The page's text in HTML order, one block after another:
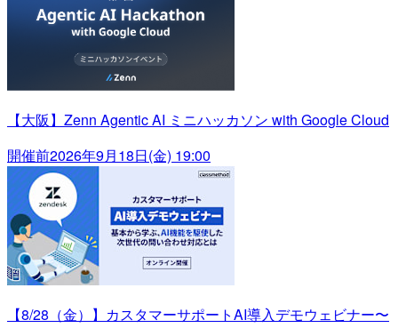
【大阪】Zenn Agentic AI ミニハッカソン with Google Cloud
開催前2026年9月18日(金) 19:00
【8/28（金）】カスタマーサポートAI導入デモウェビナー〜